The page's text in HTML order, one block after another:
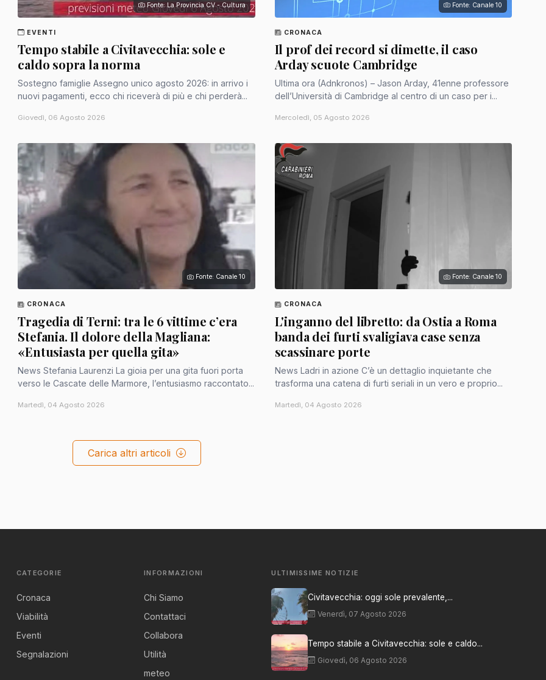
Fonte: La Provincia CV - Cultura
EVENTI
Tempo stabile a Civitavecchia: sole e
caldo sopra la norma
Sostegno famiglie Assegno unico agosto 2026: in arrivo i
nuovi pagamenti, ecco chi riceverà di più e chi perderà...
Giovedì, 06 Agosto 2026
Fonte: Canale 10
CRONACA
Il prof dei record si dimette, il caso
Arday scuote Cambridge
Ultima ora (Adnkronos) – Jason Arday, 41enne professore
dell’Università di Cambridge al centro di un caso per i...
Mercoledì, 05 Agosto 2026
Fonte: Canale 10
CRONACA
Tragedia di Terni: tra le 6 vittime c’era
Stefania. Il dolore della Magliana:
«Entusiasta per quella gita»
News Stefania Laurenzi La gioia per una gita fuori porta
verso le Cascate delle Marmore, l’entusiasmo raccontato...
Martedì, 04 Agosto 2026
Fonte: Canale 10
CRONACA
L'inganno del libretto: da Ostia a Roma
banda dei furti svaligiava case senza
scassinare porte
News Ladri in azione C’è un dettaglio inquietante che
trasforma una catena di furti seriali in un vero e proprio...
Martedì, 04 Agosto 2026
Carica altri articoli
CATEGORIE
Cronaca
Viabilità
Eventi
Segnalazioni
INFORMAZIONI
Chi Siamo
Contattaci
Collabora
Utilità
meteo
ULTIMISSIME NOTIZIE
Civitavecchia: oggi sole prevalente,...
Venerdì, 07 Agosto 2026
Tempo stabile a Civitavecchia: sole e caldo...
Giovedì, 06 Agosto 2026